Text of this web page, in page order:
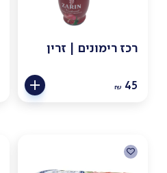
רכז רימונים | זרין
₪ 45